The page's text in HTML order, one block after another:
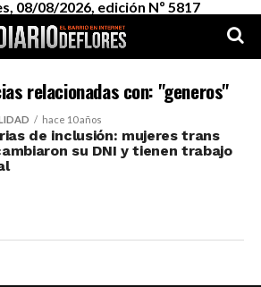
08/08/2026, edición Nº 5817
relacionadas con: "generos"
hace 10 años
de inclusión: mujeres trans
su DNI y tienen trabajo